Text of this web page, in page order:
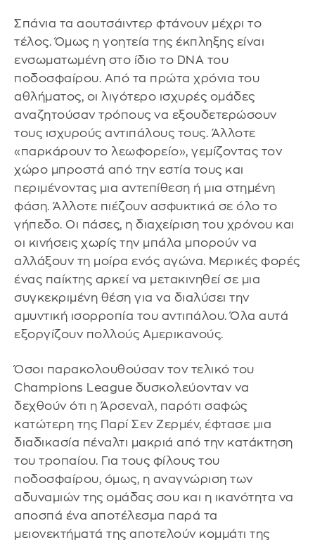
Σπάνια τα αουτσάιντερ φτάνουν μέχρι το
τέλος. Όμως η γοητεία της έκπληξης είναι
ενσωματωμένη στο ίδιο το DNA του
ποδοσφαίρου. Από τα πρώτα χρόνια του
αθλήματος, οι λιγότερο ισχυρές ομάδες
αναζητούσαν τρόπους να εξουδετερώσουν
τους ισχυρούς αντιπάλους τους. Άλλοτε
«παρκάρουν το λεωφορείο», γεμίζοντας τον
χώρο μπροστά από την εστία τους και
περιμένοντας μια αντεπίθεση ή μια στημένη
φάση. Άλλοτε πιέζουν ασφυκτικά σε όλο το
γήπεδο. Οι πάσες, η διαχείριση του χρόνου και
οι κινήσεις χωρίς την μπάλα μπορούν να
αλλάξουν τη μοίρα ενός αγώνα. Μερικές φορές
ένας παίκτης αρκεί να μετακινηθεί σε μια
συγκεκριμένη θέση για να διαλύσει την
αμυντική ισορροπία του αντιπάλου. Όλα αυτά
εξοργίζουν πολλούς Αμερικανούς.
Όσοι παρακολουθούσαν τον τελικό του
Champions League δυσκολεύονταν να
δεχθούν ότι η Άρσεναλ, παρότι σαφώς
κατώτερη της Παρί Σεν Ζερμέν, έφτασε μια
διαδικασία πέναλτι μακριά από την κατάκτηση
του τροπαίου. Για τους φίλους του
ποδοσφαίρου, όμως, η αναγνώριση των
αδυναμιών της ομάδας σου και η ικανότητα να
αποσπά ένα αποτέλεσμα παρά τα
μειονεκτήματά της αποτελούν κομμάτι της